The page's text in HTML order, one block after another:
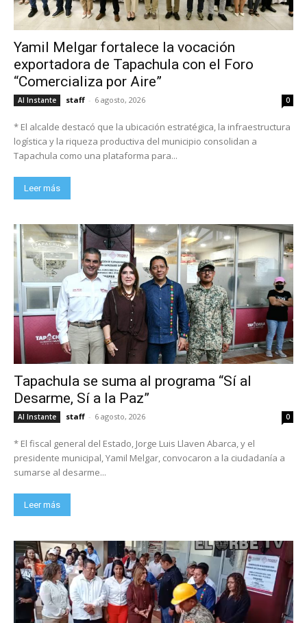
Yamil Melgar fortalece la vocación
exportadora de Tapachula con el Foro
“Comercializa por Aire”
Al Instante staff - 6 agosto, 2026 0
* El alcalde destacó que la ubicación estratégica, la infraestructura
logística y la riqueza productiva del municipio consolidan a
Tapachula como una plataforma para...
Leer más
Tapachula se suma al programa “Sí al
Desarme, Sí a la Paz”
Al Instante staff - 6 agosto, 2026 0
* El fiscal general del Estado, Jorge Luis Llaven Abarca, y el
presidente municipal, Yamil Melgar, convocaron a la ciudadanía a
sumarse al desarme...
Leer más